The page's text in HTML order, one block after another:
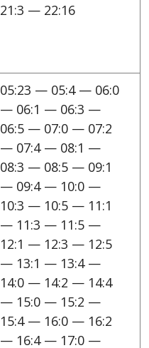
21:3 — 22:16
05:23 — 05:4 — 06:0
— 06:1 — 06:3 —
06:5 — 07:0 — 07:2
— 07:4 — 08:1 —
08:3 — 08:5 — 09:1
— 09:4 — 10:0 —
10:3 — 10:5 — 11:1
— 11:3 — 11:5 —
12:1 — 12:3 — 12:5
— 13:1 — 13:4 —
14:0 — 14:2 — 14:4
— 15:0 — 15:2 —
15:4 — 16:0 — 16:2
— 16:4 — 17:0 —